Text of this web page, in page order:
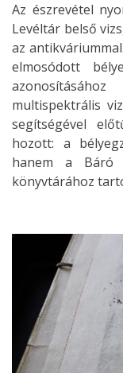
Az észrevétel
Levéltár belső
az
elmosódott
multispektrális
segítségével
hozott: a
hanem a Báró
könyvtárához